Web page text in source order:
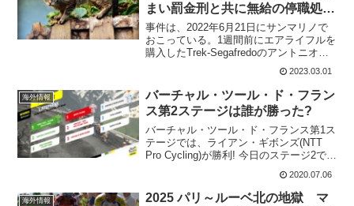
まい罰金刑と共に無給の停職処分
に
事件は、2022年6月21日にサンマリノで
おこっている。1週間前にエアライフルを
購入したTrek-Segafredoのアントニオ・
ティベッリは錠の試し打ちをして猫にも
発砲。これが命中してしまい猫は亡くな
ってしまった。この猫の飼い主は、サン
マ...
2023.03.01
海外情報
バーチャル・ツール・ド・フラン
ス第2ステージは誰が勝った?
バーチャル・ツール・ド・フランス第1ス
テージでは、ライアン・ギボンズ(NTT
Pro Cycling)が勝利! 今日のステージ2で
は、男性と女性の両方がZwift Watopia山
ルートに取り組む、登って下る簡単なレ
イアウトのコース。誰が勝...
2020.07.06
海外情報
2025 パリ～ルーベ北の地獄 マ